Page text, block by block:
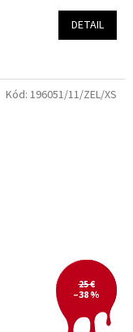
DETAIL
25 €
–38 %
Kód: 196051/11/ZEL/XS